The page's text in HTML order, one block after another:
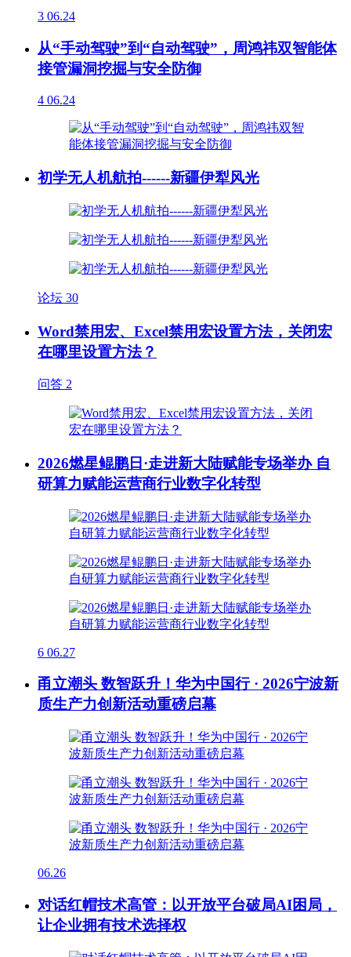
3 06.24
从“手动驾驶”到“自动驾驶”，周鸿祎双智能体
接管漏洞挖掘与安全防御
4 06.24
初学无人机航拍------新疆伊犁风光
论坛 30
Word禁用宏、Excel禁用宏设置方法，关闭宏
在哪里设置方法？
问答 2
2026燃星鲲鹏日·走进新大陆赋能专场举办 自
研算力赋能运营商行业数字化转型
6 06.27
甬立潮头 数智跃升！华为中国行 · 2026宁波新
质生产力创新活动重磅启幕
06.26
对话红帽技术高管：以开放平台破局AI困局，
让企业拥有技术选择权